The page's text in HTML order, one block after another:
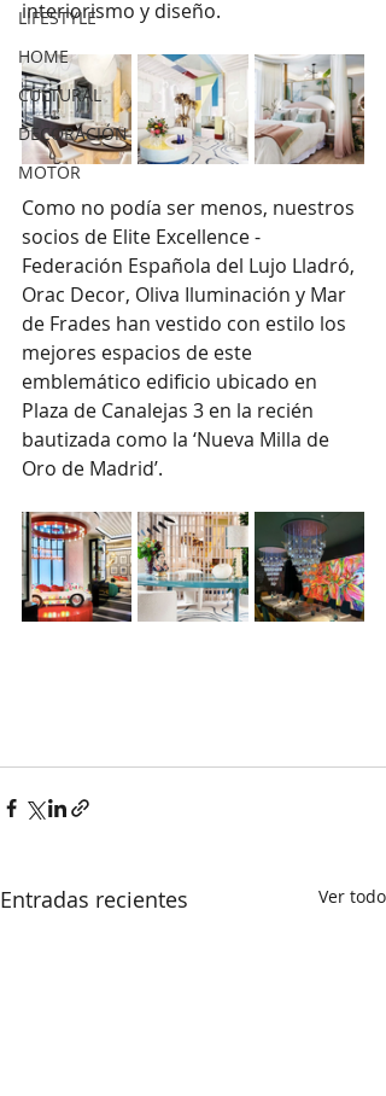
LIFESTYLE
HOME
CULTURAL
DECORACIÓN
MOTOR
interiorismo y diseño.
Como no podía ser menos, nuestros
socios de Elite Excellence -
Federación Española del Lujo Lladró,
Orac Decor, Oliva Iluminación y Mar
de Frades han vestido con estilo los
mejores espacios de este
emblemático edificio ubicado en
Plaza de Canalejas 3 en la recién
bautizada como la ‘Nueva Milla de
Oro de Madrid’.
Entradas recientes Ver todo